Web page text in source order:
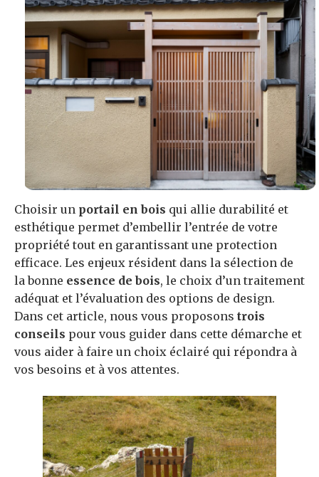
Choisir un portail en bois qui allie durabilité et
esthétique permet d’embellir l’entrée de votre
propriété tout en garantissant une protection
efficace. Les enjeux résident dans la sélection de
la bonne essence de bois, le choix d’un traitement
adéquat et l’évaluation des options de design.
Dans cet article, nous vous proposons trois
conseils pour vous guider dans cette démarche et
vous aider à faire un choix éclairé qui répondra à
vos besoins et à vos attentes.